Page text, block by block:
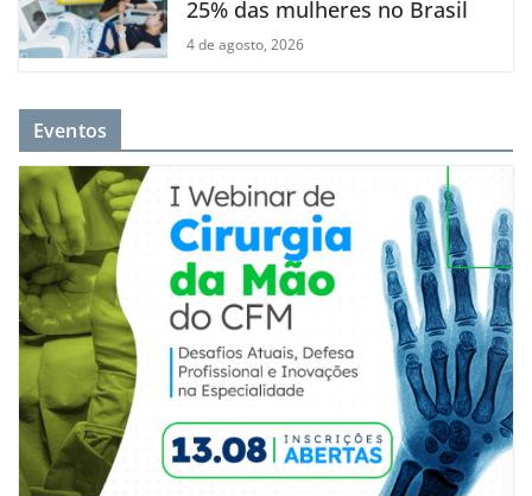
25% das mulheres no Brasil
4 de agosto, 2026
Eventos